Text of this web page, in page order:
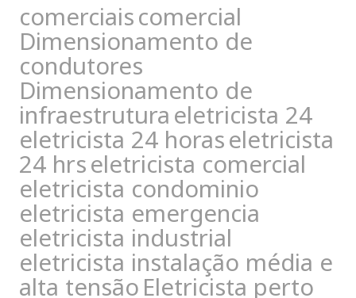
comerciaiscomercial
Dimensionamento de
condutores
Dimensionamento de
infraestrutura eletricista 24
eletricista 24 horaseletricista
24 hrseletricista comercial
eletricista condominio
eletricista emergencia
eletricista industrial
eletricista instalação média e
alta tensão Eletricista perto